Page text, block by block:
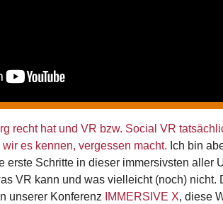
recht hat und VR bzw. Social VR
es kennen, vergessen macht. Ich bin
erste Schritte in dieser immersivsten aller
VR kann und was vielleicht (noch) nicht.
unserer Konferenz
IMMERSIVE X, diese